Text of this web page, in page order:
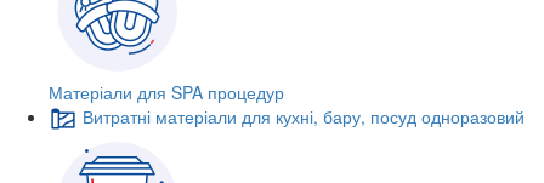
Матеріали для SPA процедур
Витратні матеріали для кухні, бару, посуд одноразовий